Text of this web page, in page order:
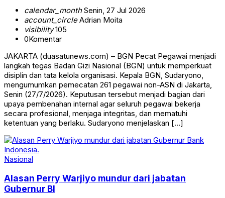
calendar_monthSenin, 27 Jul 2026
account_circleAdrian Moita
visibility105
0Komentar
JAKARTA (duasatunews.com) – BGN Pecat Pegawai menjadi
langkah tegas Badan Gizi Nasional (BGN) untuk memperkuat
disiplin dan tata kelola organisasi. Kepala BGN, Sudaryono,
mengumumkan pemecatan 261 pegawai non-ASN di Jakarta,
Senin (27/7/2026). Keputusan tersebut menjadi bagian dari
upaya pembenahan internal agar seluruh pegawai bekerja
secara profesional, menjaga integritas, dan mematuhi
ketentuan yang berlaku. Sudaryono menjelaskan […]
Nasional
Alasan Perry Warjiyo mundur dari jabatan
Gubernur BI